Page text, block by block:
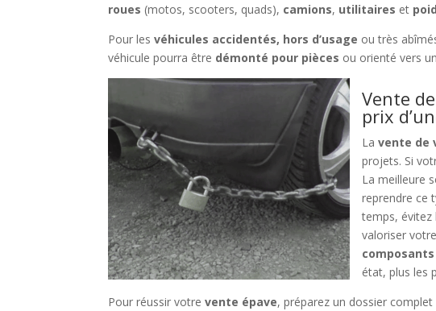
roues (motos, scooters, quads), camions, utilitaires et
Pour lesvéhicules accidentés, hors d’usage ou très
véhicule pourra être démonté pour pièces ou orienté vers un
Vente
prix
Lavente de
projets. Si
La meilleure
reprendre ce
temps, évitez
valoriser
état, plus les
Pour réussir votrevente épave, préparez un dossier